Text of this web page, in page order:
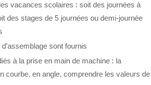
vacances scolaires : soit des journées à
des stages de 5 journées ou demi-journée
sont fournis
à la prise en main de machine : la
courbe, en angle, comprendre les valeurs de